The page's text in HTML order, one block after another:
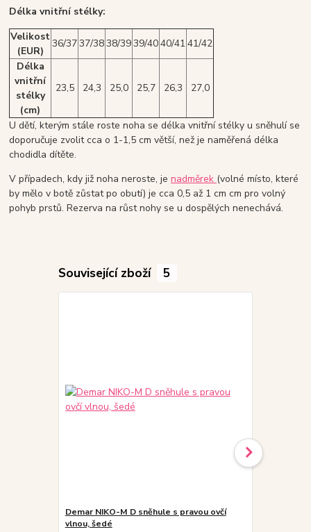
Délka vnitřní stélky:
Velikost
(EUR)
36/3737/3838/3939/4040/41 41/42
Délka
vnitřní
stélky
(cm)
23,5 24,3 25,0 25,7 26,3 27,0
U dětí, kterým stále roste noha se délka vnitřní stélky u sněhulí se
doporučuje zvolit cca o 1-1,5 cm větší, než je naměřená délka
chodidla dítěte.
V případech, kdy již noha neroste, jenadměrek (volné místo, které
by mělo v botě zůstat po obutí) je cca 0,5 až 1 cm cm pro volný
pohyb prstů. Rezerva na růst nohy se u dospělých nenechává.
Související zboží 5
Demar NIKO-M D sněhule s pravou ovčí
vlnou, šedé